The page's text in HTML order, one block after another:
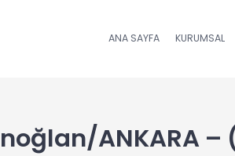
ANA SAYFA KURUMSAL
ANKARA –